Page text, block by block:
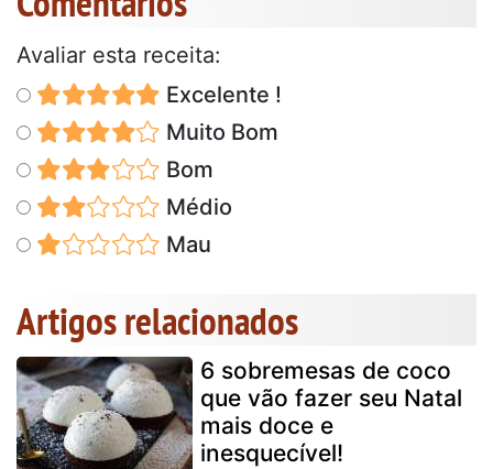
Avaliar esta receita:
Excelente !
Muito Bom
Bom
Médio
Mau
Artigos relacionados
6 sobremesas de coco
que vão fazer seu Natal
mais doce e
inesquecível!